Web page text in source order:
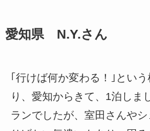
愛知県 N.Y.さん
｢行けば何か変わる！｣とい
り、愛知からきて、1泊しま
ランでしたが、室田さんや